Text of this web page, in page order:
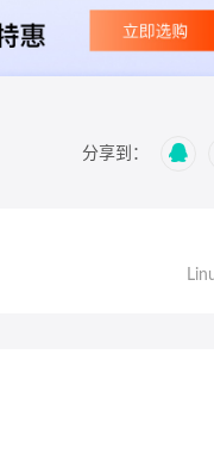
分享到：